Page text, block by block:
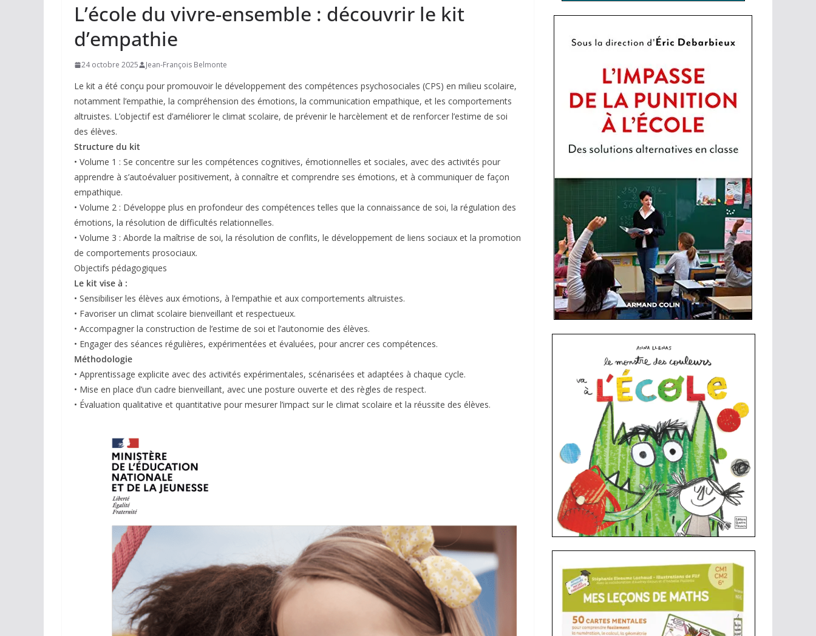
L’école du vivre-ensemble : découvrir le kit
d’empathie
24 octobre 2025 Jean-François Belmonte
Le kit a été conçu pour promouvoir le développement des compétences psychosociales (CPS) en milieu scolaire,
notamment l’empathie, la compréhension des émotions, la communication empathique, et les comportements
altruistes. L’objectif est d’améliorer le climat scolaire, de prévenir le harcèlement et de renforcer l’estime de soi
des élèves.
Structure du kit
• Volume 1 : Se concentre sur les compétences cognitives, émotionnelles et sociales, avec des activités pour
apprendre à s’autoévaluer positivement, à connaître et comprendre ses émotions, et à communiquer de façon
empathique.
• Volume 2 : Développe plus en profondeur des compétences telles que la connaissance de soi, la régulation des
émotions, la résolution de difficultés relationnelles.
• Volume 3 : Aborde la maîtrise de soi, la résolution de conflits, le développement de liens sociaux et la promotion
de comportements prosociaux.
Objectifs pédagogiques
Le kit vise à :
• Sensibiliser les élèves aux émotions, à l’empathie et aux comportements altruistes.
• Favoriser un climat scolaire bienveillant et respectueux.
• Accompagner la construction de l’estime de soi et l’autonomie des élèves.
• Engager des séances régulières, expérimentées et évaluées, pour ancrer ces compétences.
Méthodologie
• Apprentissage explicite avec des activités expérimentales, scénarisées et adaptées à chaque cycle.
• Mise en place d’un cadre bienveillant, avec une posture ouverte et des règles de respect.
• Évaluation qualitative et quantitative pour mesurer l’impact sur le climat scolaire et la réussite des élèves.